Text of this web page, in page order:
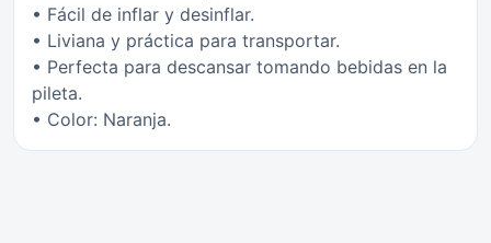
• Fácil de inflar y desinflar.
• Liviana y práctica para transportar.
• Perfecta para descansar tomando bebidas en la
pileta.
• Color: Naranja.